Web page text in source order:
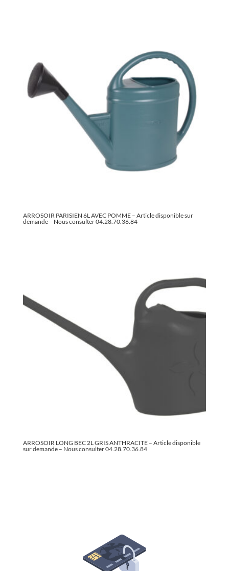
ARROSOIR PARISIEN 6L AVEC POMME – Article disponible sur
demande – Nous consulter 04.28.70.36.84
ARROSOIR LONG BEC 2L GRIS ANTHRACITE – Article disponible
sur demande – Nous consulter 04.28.70.36.84